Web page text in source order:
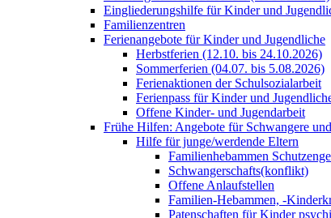
Eingliederungshilfe für Kinder und
Familienzentren
Ferienangebote für Kinder und Jugendliche
Herbstferien (12.10. bis 24.10.2026)
Sommerferien (04.07. bis 5.08.2026)
Ferienaktionen der Schulsozialarbeit
Ferienpass für Kinder und
Offene Kinder- und Jugendarbeit
Frühe Hilfen: Angebote für Schwangere
Hilfe für junge/werdende Eltern
Familienhebammen
Schwangerschafts(konflikt)
Offene Anlaufstellen
Familien-Hebammen, -
Patenschaften für Kinder